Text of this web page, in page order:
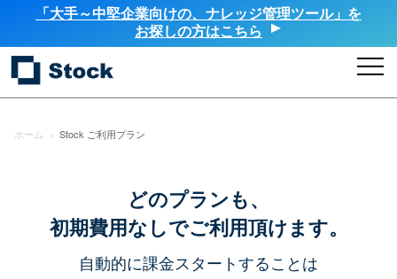
「大手～中堅企業向けの、ナレッジ管理ツール」を
お探しの方はこちら
ホーム > Stock ご利用プラン
どのプランも、
初期費用なしでご利用頂けます。
自動的に課金スタートすることは